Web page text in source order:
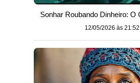
Sonhar Roubando Dinheiro: O
12/05/2026 às 21:52